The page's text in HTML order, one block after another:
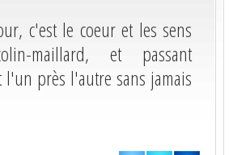
c'est le coeur et les sens
maillard, et passant
l'un près l'autre sans jamais